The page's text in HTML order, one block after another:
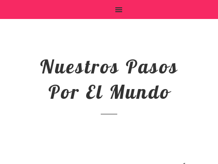
Nuestros Pasos
Por El Mundo